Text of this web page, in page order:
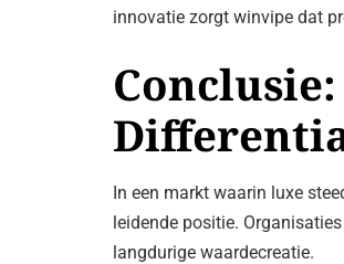
innovatie zorgt winvipe dat
In een markt waarin luxe
leidende positie.
langdurige waardecreatie.